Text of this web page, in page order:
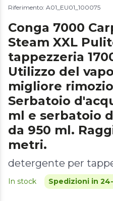
Riferimento: A01_EU01_100075
Conga 7000
Steam XXL
tappezzeria
Utilizzo del
migliore
Serbatoio
ml e serbatoio
da 950 ml.
metri.
detergente per
In stock Spedizioni in